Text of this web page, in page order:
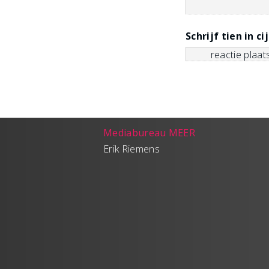
Schrijf tien in
Mediabureau MEER
Erik Riemens